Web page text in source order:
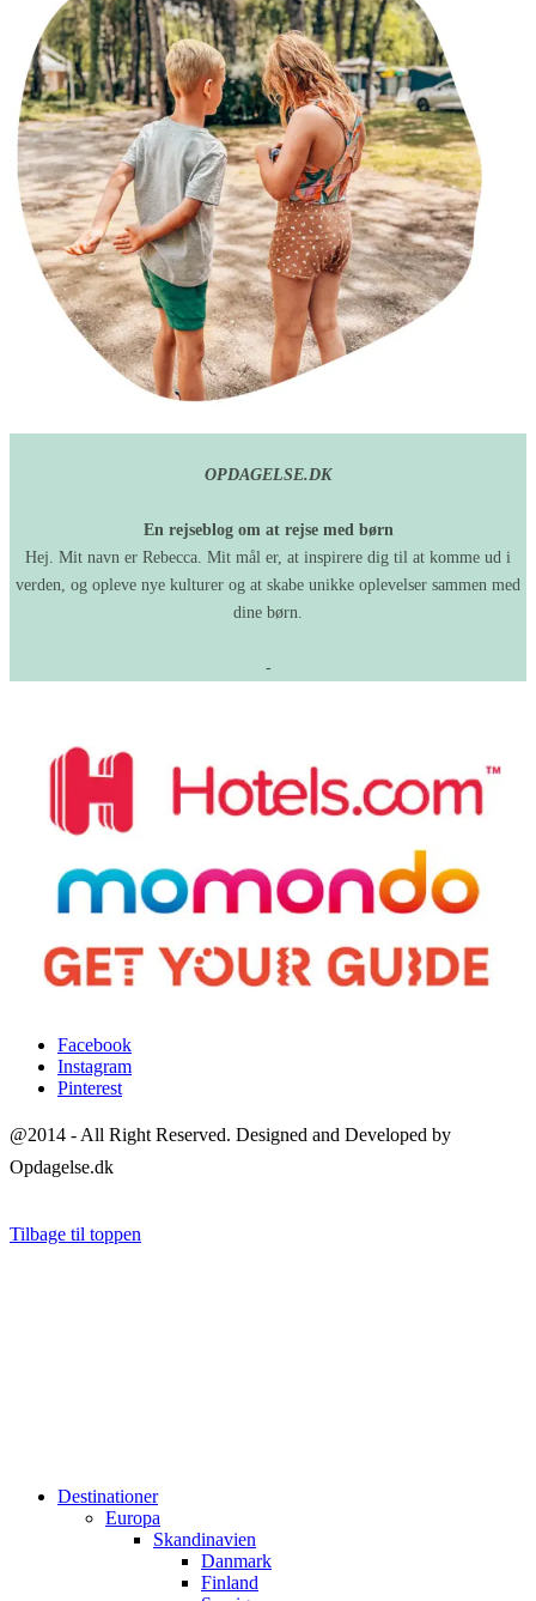
OPDAGELSE.DK
En rejseblog om at rejse med børn
Hej. Mit navn er Rebecca. Mit mål er, at inspirere dig til at komme ud i
verden, og opleve nye kulturer og at skabe unikke oplevelser sammen med
dine børn.
-
Facebook
Instagram
Pinterest
@2014 - All Right Reserved. Designed and Developed by
Opdagelse.dk
Tilbage til toppen
Destinationer
Europa
Skandinavien
Danmark
Finland